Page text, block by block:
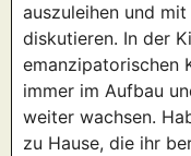
auszuleihen und
diskutieren. In der
emanzipatorischen
immer im Aufbau
weiter wachsen.
zu Hause, die ihr